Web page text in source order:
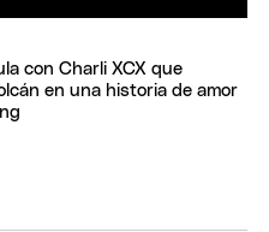
con Charli XCX que
en una historia de amor